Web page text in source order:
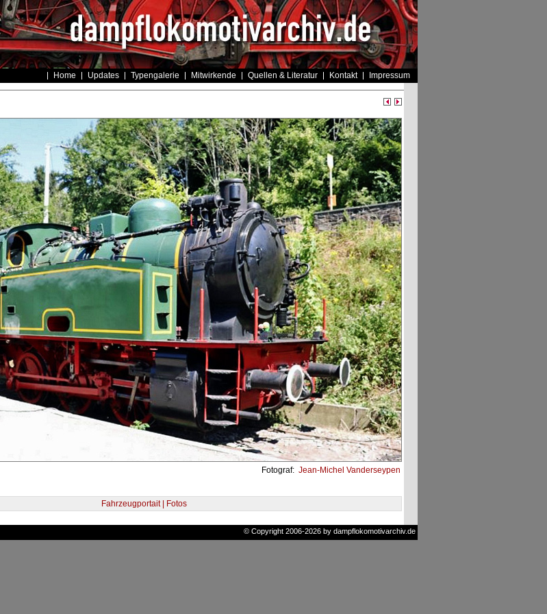
Home Updates Typengalerie Mitwirkende Quellen & Literatur Kontakt Impressum
Fotograf: Jean-Michel Vanderseypen
Fahrzeugportait | Fotos
© Copyright 2006-2026 by dampflokomotivarchiv.de